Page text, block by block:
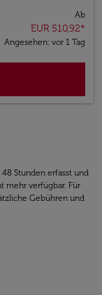
Ab
EUR 510,92*
Angesehen: vor 1 Tag
Stunden erfasst und
mehr verfügbar. Für
Gebühren und